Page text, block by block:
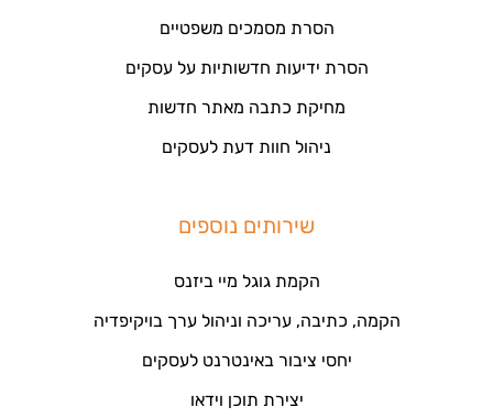
הסרת מסמכים משפטיים
הסרת ידיעות חדשותיות על עסקים
מחיקת כתבה מאתר חדשות
ניהול חוות דעת לעסקים
שירותים נוספים
הקמת גוגל מיי ביזנס
הקמה, כתיבה, עריכה וניהול ערך בויקיפדיה
יחסי ציבור באינטרנט לעסקים
יצירת תוכן וידאו